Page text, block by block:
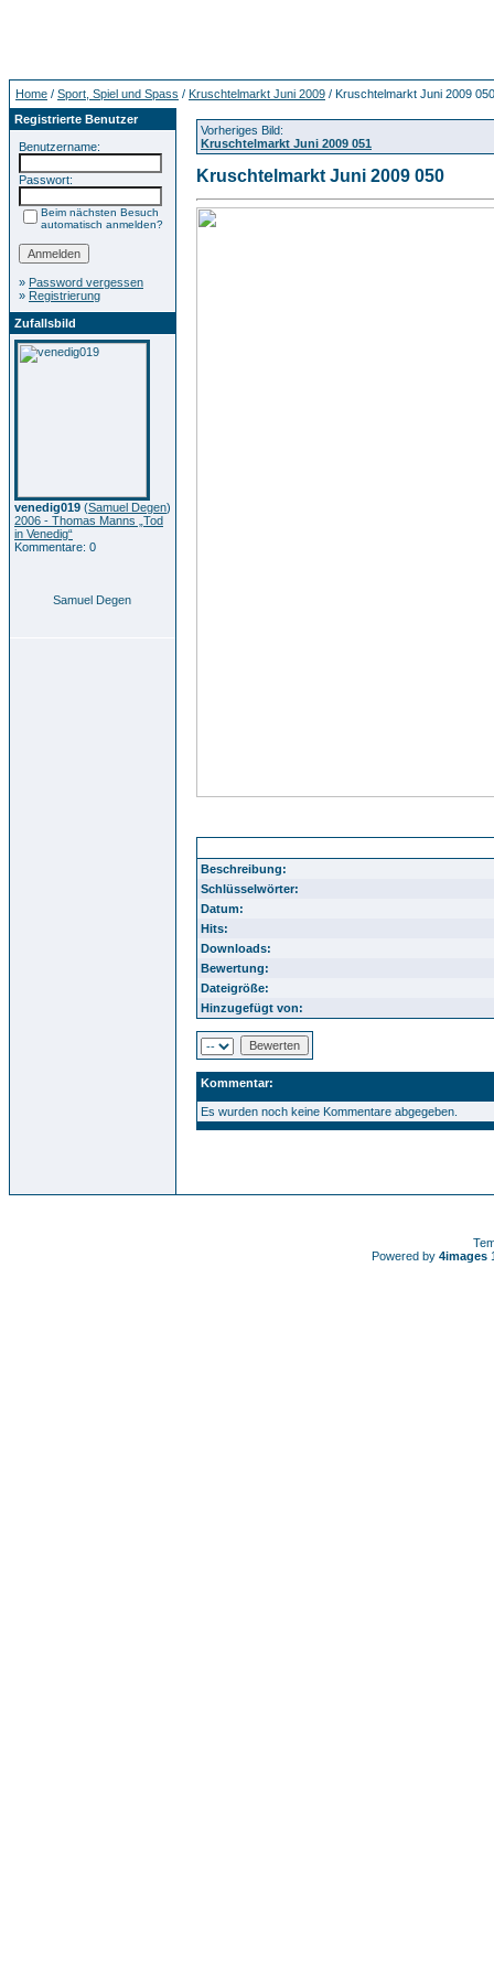
Home / Sport, Spiel und Spass / Kruschtelmarkt Juni 2009 / Kruschtelmarkt Juni 2009 050
Registrierte Benutzer
Benutzername:
Passwort:
Beim nächsten Besuch
automatisch anmelden?
» Password vergessen
» Registrierung
Zufallsbild
venedig019 (Samuel Degen)
2006 - Thomas Manns „Tod
in Venedig“
Kommentare: 0
Samuel Degen
Vorheriges Bild:
Kruschtelmarkt Juni 2009 051
Kruschtelmarkt Juni 2009 050
Beschreibung:
Schlüsselwörter:
Datum:
Hits:
Downloads:
Bewertung:
Dateigröße:
Hinzugefügt von:
Kommentar:
Es wurden noch keine Kommentare abgegeben.
Powered by 4images